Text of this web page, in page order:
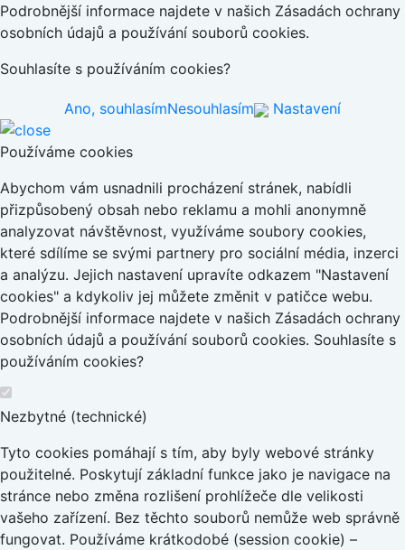
Podrobnější informace najdete v našich Zásadách ochrany
osobních údajů a používání souborů cookies.
Souhlasíte s používáním cookies?
Ano, souhlasímNesouhlasím Nastavení
Používáme cookies
Abychom vám usnadnili procházení stránek, nabídli
přizpůsobený obsah nebo reklamu a mohli anonymně
analyzovat návštěvnost, využíváme soubory cookies,
které sdílíme se svými partnery pro sociální média, inzerci
a analýzu. Jejich nastavení upravíte odkazem "Nastavení
cookies" a kdykoliv jej můžete změnit v patičce webu.
Podrobnější informace najdete v našich Zásadách ochrany
osobních údajů a používání souborů cookies. Souhlasíte s
používáním cookies?
Nezbytné (technické)
Tyto cookies pomáhají s tím, aby byly webové stránky
použitelné. Poskytují základní funkce jako je navigace na
stránce nebo změna rozlišení prohlížeče dle velikosti
vašeho zařízení. Bez těchto souborů nemůže web správně
fungovat. Používáme krátkodobé (session cookie) –